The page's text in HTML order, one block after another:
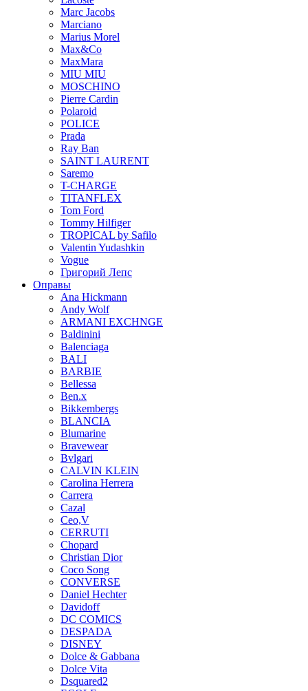
Marc Jacobs
Marciano
Marius Morel
Max&Co
MaxMara
MIU MIU
MOSCHINO
Pierre Cardin
Polaroid
POLICE
Prada
Ray Ban
SAINT LAURENT
Saremo
T-CHARGE
TITANFLEX
Tom Ford
Tommy Hilfiger
TROPICAL by Safilo
Valentin Yudashkin
Vogue
Григорий Лепс
Оправы
Ana Hickmann
Andy Wolf
ARMANI EXCHNGE
Baldinini
Balenciaga
BALI
BARBIE
Bellessa
Ben.x
Bikkembergs
BLANCIA
Blumarine
Bravewear
Bvlgari
CALVIN KLEIN
Carolina Herrera
Carrera
Cazal
Ceo,V
CERRUTI
Chopard
Christian Dior
Coco Song
CONVERSE
Daniel Hechter
Davidoff
DC COMICS
DESPADA
DISNEY
Dolce & Gabbana
Dolce Vita
Dsquared2